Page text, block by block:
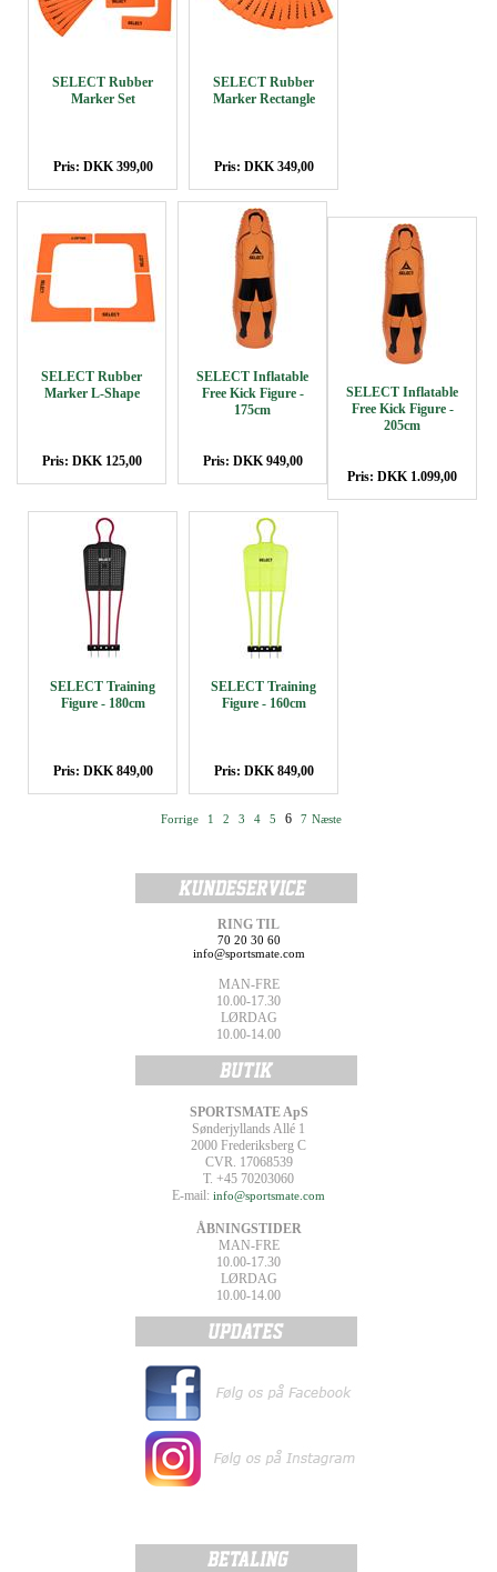
SELECT Rubber
Marker Set
Pris: DKK 399,00
SELECT Rubber
Marker Rectangle
Pris: DKK 349,00
SELECT Rubber
Marker L-Shape
Pris: DKK 125,00
SELECT Inflatable
Free Kick Figure -
175cm
Pris: DKK 949,00
SELECT Inflatable
Free Kick Figure -
205cm
Pris: DKK 1.099,00
SELECT Training
Figure - 180cm
Pris: DKK 849,00
SELECT Training
Figure - 160cm
Pris: DKK 849,00
Forrige 1 2 3 4 5 6 7 Næste
RING TIL
70 20 30 60
info@sportsmate.com
MAN-FRE
10.00-17.30
LØRDAG
10.00-14.00
SPORTSMATE ApS
Sønderjyllands Allé 1
2000 Frederiksberg C
CVR. 17068539
T. +45 70203060
E-mail: info@sportsmate.com
ÅBNINGSTIDER
MAN-FRE
10.00-17.30
LØRDAG
10.00-14.00